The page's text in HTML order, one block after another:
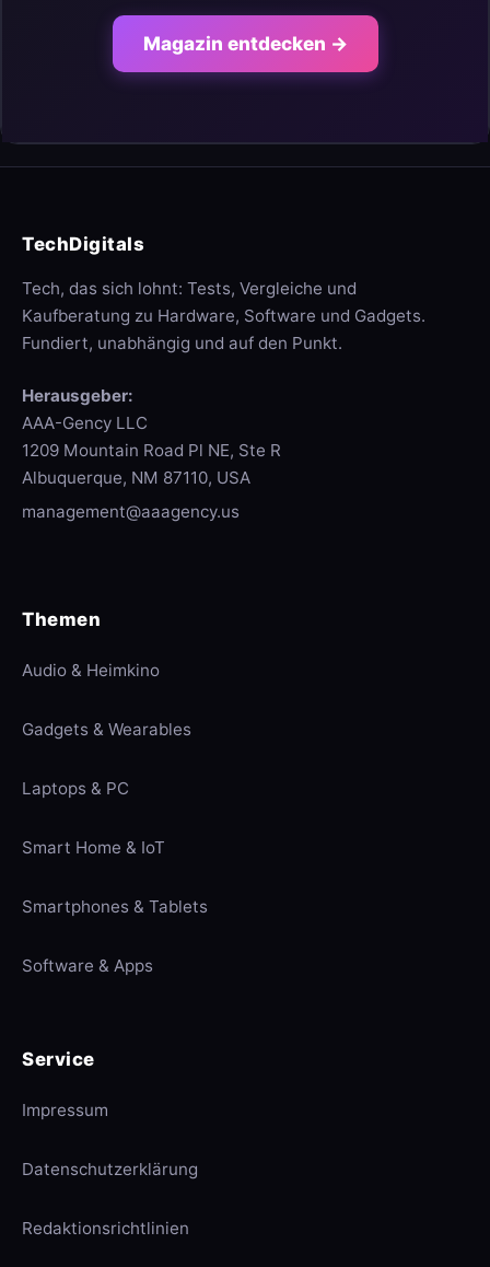
Magazin entdecken →
TechDigitals
Tech, das sich lohnt: Tests, Vergleiche und
Kaufberatung zu Hardware, Software und Gadgets.
Fundiert, unabhängig und auf den Punkt.
Herausgeber:
AAA-Gency LLC
1209 Mountain Road Pl NE, Ste R
Albuquerque, NM 87110, USA
management@aaagency.us
Themen
Audio & Heimkino
Gadgets & Wearables
Laptops & PC
Smart Home & IoT
Smartphones & Tablets
Software & Apps
Service
Impressum
Datenschutzerklärung
Redaktionsrichtlinien